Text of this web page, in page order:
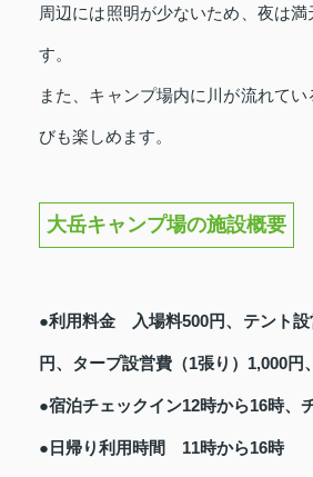
周辺には照明が少ないため、夜は満
す。
また、キャンプ場内に川が流れて
びも楽しめます。
大岳キャンプ場の施設概要
●利用料金 入場料500円、テント設
円、タープ設営費（1張り）1,000円
●宿泊チェックイン12時から16時、
●日帰り利用時間 11時から16時